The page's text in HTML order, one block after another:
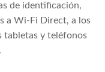
de identificación,
a Wi-Fi Direct, a los
tabletas y teléfonos